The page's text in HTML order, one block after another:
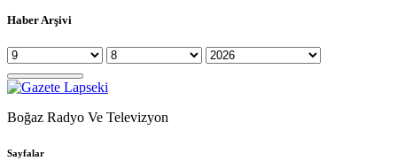
Haber Arşivi
Boğaz Radyo Ve Televizyon
Sayfalar